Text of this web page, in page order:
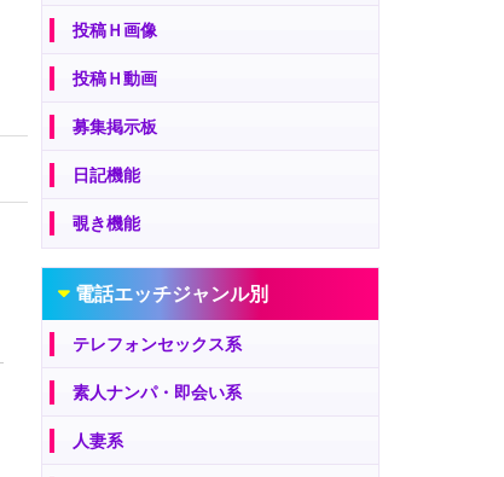
投稿Ｈ画像
投稿Ｈ動画
募集掲示板
日記機能
覗き機能
電話エッチジャンル別
テレフォンセックス系
素人ナンパ・即会い系
人妻系